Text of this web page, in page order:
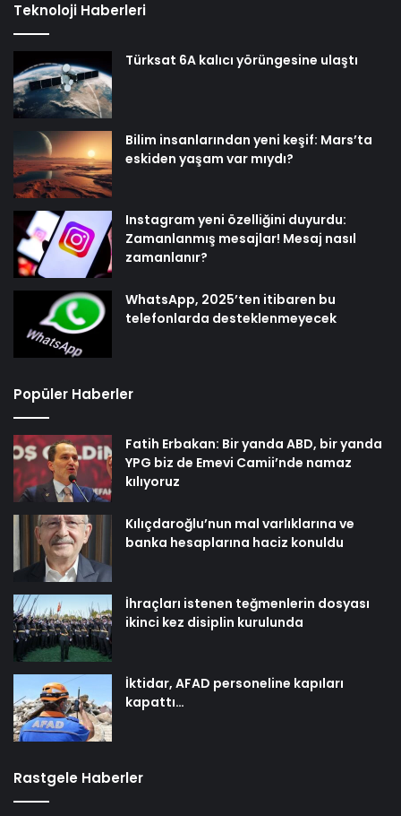
Teknoloji Haberleri
Türksat 6A kalıcı yörüngesine ulaştı
Bilim insanlarından yeni keşif: Mars’ta
eskiden yaşam var mıydı?
Instagram yeni özelliğini duyurdu:
Zamanlanmış mesajlar! Mesaj nasıl
zamanlanır?
WhatsApp, 2025’ten itibaren bu
telefonlarda desteklenmeyecek
Popüler Haberler
Fatih Erbakan: Bir yanda ABD, bir yanda
YPG biz de Emevi Camii’nde namaz
kılıyoruz
Kılıçdaroğlu’nun mal varlıklarına ve
banka hesaplarına haciz konuldu
İhraçları istenen teğmenlerin dosyası
ikinci kez disiplin kurulunda
İktidar, AFAD personeline kapıları
kapattı…
Rastgele Haberler